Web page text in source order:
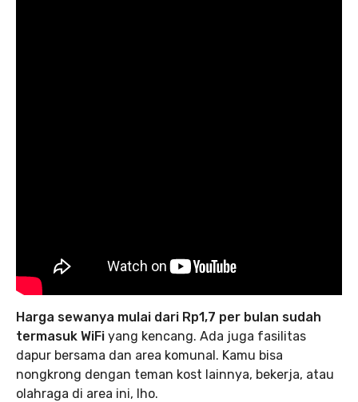
Harga sewanya mulai dari Rp1,7 per bulan sudah
termasuk WiFi yang kencang. Ada juga fasilitas
dapur bersama dan area komunal. Kamu bisa
nongkrong dengan teman kost lainnya, bekerja, atau
olahraga di area ini, lho.